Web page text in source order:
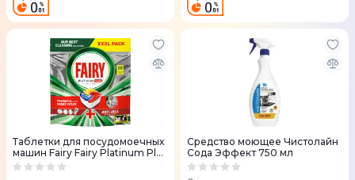
Таблетки для посудомоечных
машин Fairy Fairy Platinum Plus
Все в одном 88 шт
Средство моющее Чистолайн
Сода Эффект 750 мл